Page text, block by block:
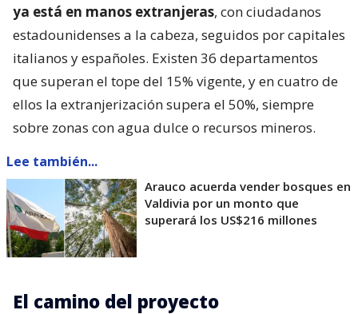
ya está en manos extranjeras, con ciudadanos
estadounidenses a la cabeza, seguidos por capitales
italianos y españoles. Existen 36 departamentos
que superan el tope del 15% vigente, y en cuatro de
ellos la extranjerización supera el 50%, siempre
sobre zonas con agua dulce o recursos mineros.
Lee también...
Arauco acuerda vender bosques en
Valdivia por un monto que
superará los US$216 millones
El camino del proyecto